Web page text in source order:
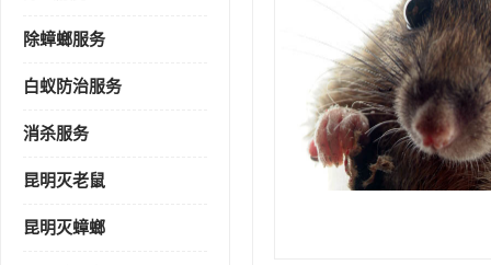
除蟑螂服务
白蚁防治服务
消杀服务
昆明灭老鼠
昆明灭蟑螂